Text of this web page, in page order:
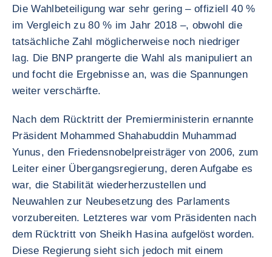
Die Wahlbeteiligung war sehr gering – offiziell 40 %
im Vergleich zu 80 % im Jahr 2018 –, obwohl die
tatsächliche Zahl möglicherweise noch niedriger
lag. Die BNP prangerte die Wahl als manipuliert an
und focht die Ergebnisse an, was die Spannungen
weiter verschärfte.
Nach dem Rücktritt der Premierministerin ernannte
Präsident Mohammed Shahabuddin Muhammad
Yunus, den Friedensnobelpreisträger von 2006, zum
Leiter einer Übergangsregierung, deren Aufgabe es
war, die Stabilität wiederherzustellen und
Neuwahlen zur Neubesetzung des Parlaments
vorzubereiten. Letzteres war vom Präsidenten nach
dem Rücktritt von Sheikh Hasina aufgelöst worden.
Diese Regierung sieht sich jedoch mit einem